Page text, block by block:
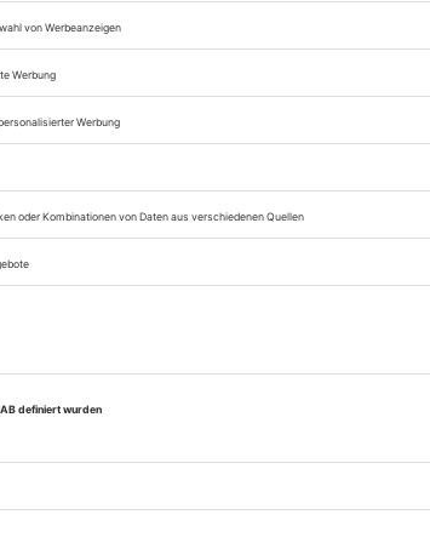
Opernwelt
sofort nutzen
Digital-Abo testen